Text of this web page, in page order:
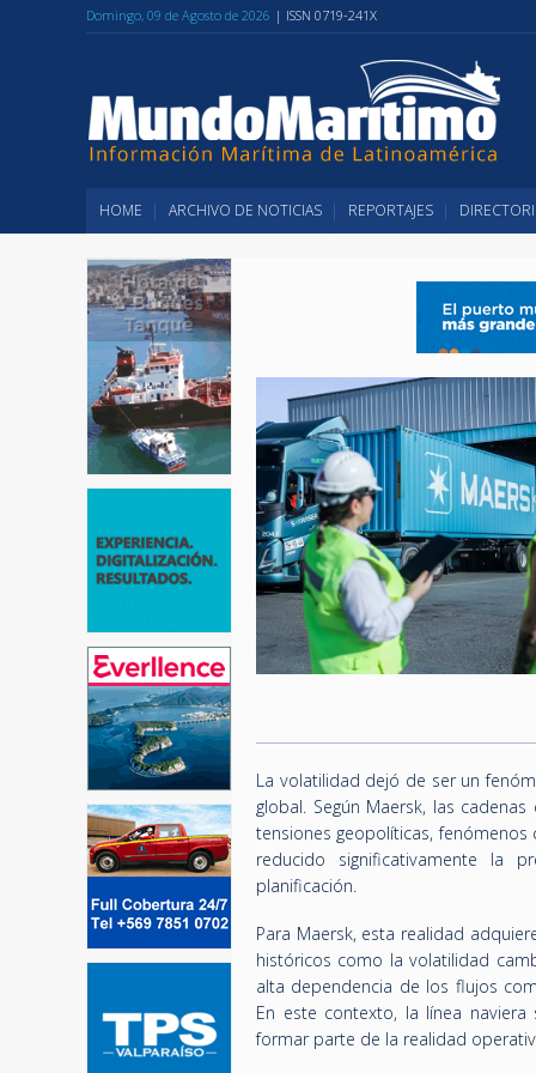
Domingo, 09 de Agosto de 2026 | ISSN 0719-241X
HOME ARCHIVO DE NOTICIAS REPORTAJES
La volatilidad dejó de ser un
global. Según Maersk, las
tensiones geopolíticas,
reducido significativamente la
planificación.
Para Maersk, esta realidad
históricos como la volatilidad
alta dependencia de los flujos
En este contexto, la línea
formar parte de la realidad